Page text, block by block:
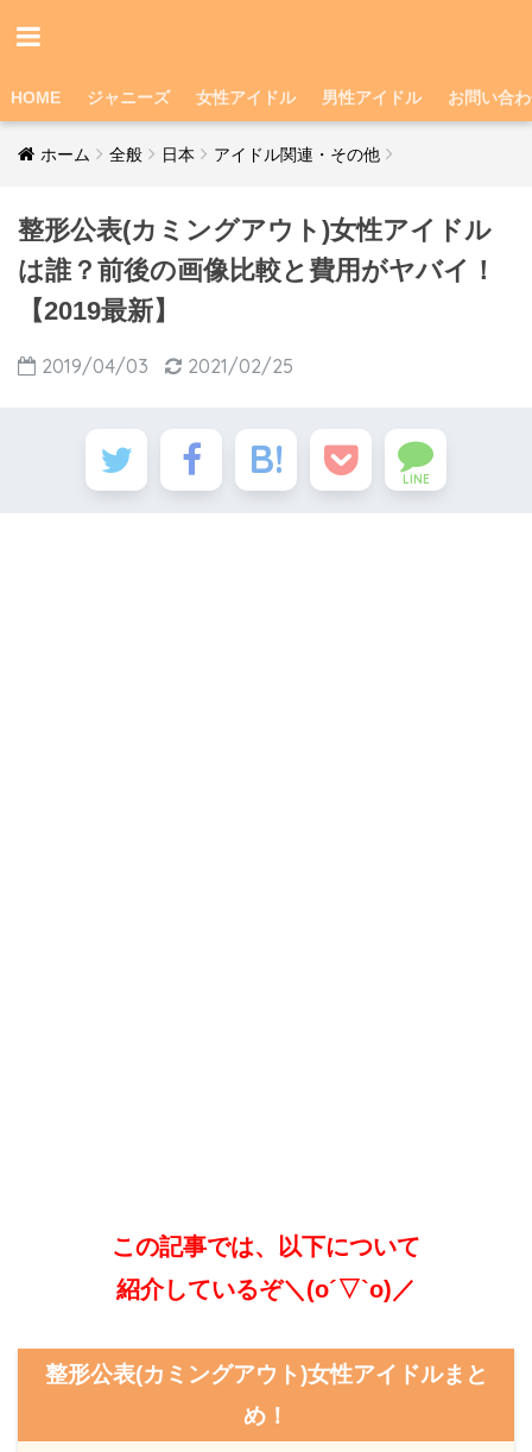
HOME ジャニーズ 女性アイドル 男性アイドル お問い合
ホーム 全般 日本 アイドル関連・その他
整形公表(カミングアウト)女性アイドル
は誰？前後の画像比較と費用がヤバイ！
【2019最新】
2019/04/03 2021/02/25
LINE
この記事では、以下について
紹介しているぞ＼(o´▽`o)／
整形公表(カミングアウト)女性アイドルまと
め！